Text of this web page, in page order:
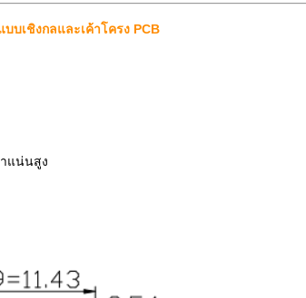
บเชิงกลและเค้าโครง PCB
แน่นสูง